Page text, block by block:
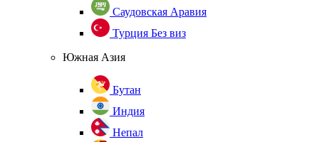
Саудовская Аравия
Турция Без виз
Южная Азия
Бутан
Индия
Непал